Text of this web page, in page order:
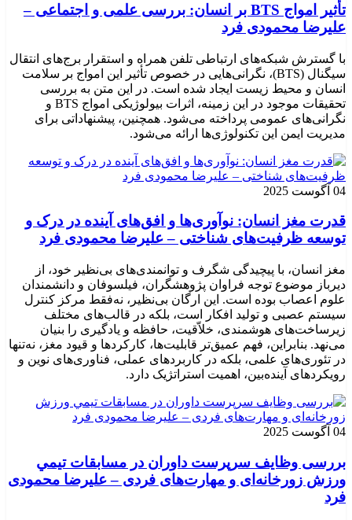
تأثیر امواج BTS بر انسان: بررسی علمی و اجتماعی –
علیرضا محمودی فرد
با گسترش شبکه‌های ارتباطی تلفن همراه و استقرار برج‌های انتقال
سیگنال (BTS)، نگرانی‌هایی در خصوص تأثیر این امواج بر سلامت
انسان و محیط زیست ایجاد شده است. در این متن به بررسی
تحقیقات موجود در این زمینه، اثرات بیولوژیکی امواج BTS و
نگرانی‌های عمومی پرداخته می‌شود. همچنین، پیشنهاداتی برای
مدیریت ایمن این تکنولوژی‌ها ارائه می‌شود.
04 آگوست 2025
قدرت مغز انسان: نوآوری‌ها و افق‌های آینده در درک و
توسعه ظرفیت‌های شناختی – علیرضا محمودی فرد
مغز انسان، با پیچیدگی شگرف و توانمندی‌های بی‌نظیر خود، از
دیرباز موضوع توجه فراوان پژوهشگران، فیلسوفان و دانشمندان
علوم اعصاب بوده است. این ارگان بی‌نظیر، نه‌فقط مرکز کنترل
سیستم عصبی و تولید افکار است، بلکه در قالب‌های مختلف
زیرساخت‌های هوشمندی، خلاّقیت، حافظه و یادگیری را بنیان
می‌نهد. بنابراین، فهم عمیق‌تر قابلیت‌ها، کارکردها و قیود مغز، نه‌تنها
در تئوری‌های علمی، بلکه در کاربردهای عملی، فناوری‌های نوین و
رویکردهای آینده‌بین، اهمیت استراتژیک دارد.
04 آگوست 2025
بررسی وظايف سرپرست داوران در مسابقات تیمي
ورزش زورخانه‌ای و مهارت‌های فردی – علیرضا محمودی
فرد